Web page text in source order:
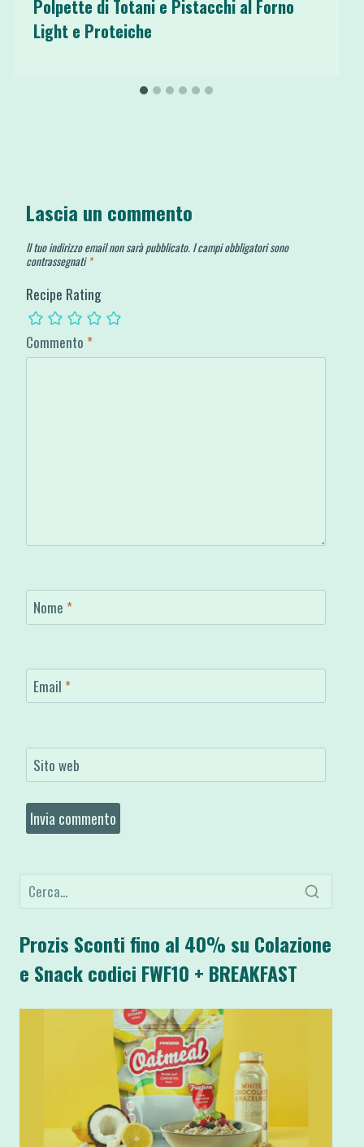
Polpette di Totani e Pistacchi al Forno
Light e Proteiche
Lascia un commento
Il tuo indirizzo email non sarà pubblicato. I campi obbligatori sono
contrassegnati *
Recipe Rating
Commento *
Nome *
Email *
Sito web
Prozis Sconti fino al 40% su Colazione
e Snack codici FWF10 + BREAKFAST